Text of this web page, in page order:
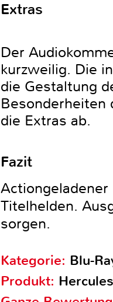
Extras
Der
kurzweilig. Die
die Gestaltung
Besonderheiten
die Extras ab.
Fazit
Titelhelden.
sorgen.
Kategorie: Blu-
Produkt: